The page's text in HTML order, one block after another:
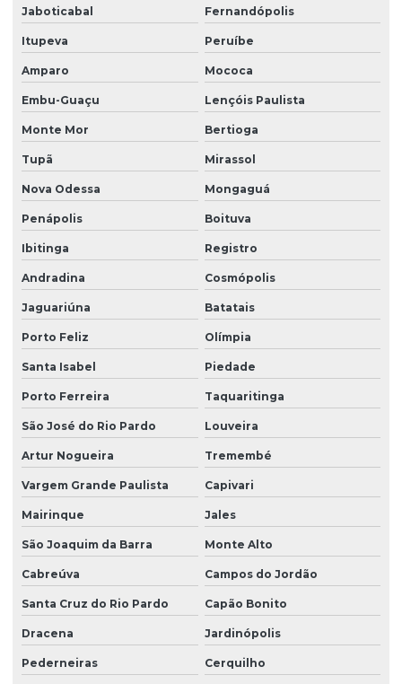
Limpeza de fachada comercial
Limpeza fachada orçamento
Limpeza de fachada preço
Limpeza de fachada predial
Limpeza de fachada predial preço
Limpeza de fachada predial vidros
Limpeza de fachadas
Limpeza de fachadas de prédios
Limpeza de fachadas de vidro
Limpeza e manutenção predial terceirizada
Limpeza predial terceirizada
Limpeza profissional em empresas
Limpeza profissional de piso
Limpeza profissional de pisos
Limpeza profissional pós obra
Limpeza profissional de vidros
Limpeza terceirizada
Jaboticabal Fernandópolis
Itupeva Peruíbe
Amparo Mococa
Embu-Guaçu Lençóis Paulista
Monte Mor Bertioga
Tupã Mirassol
Nova Odessa Mongaguá
Penápolis Boituva
Ibitinga Registro
Andradina Cosmópolis
Jaguariúna Batatais
Porto Feliz Olímpia
Santa Isabel Piedade
Porto Ferreira Taquaritinga
São José do Rio Pardo Louveira
Artur Nogueira Tremembé
Vargem Grande Paulista Capivari
Mairinque Jales
São Joaquim da Barra Monte Alto
Cabreúva Campos do Jordão
Santa Cruz do Rio Pardo Capão Bonito
Dracena Jardinópolis
Pederneiras Cerquilho